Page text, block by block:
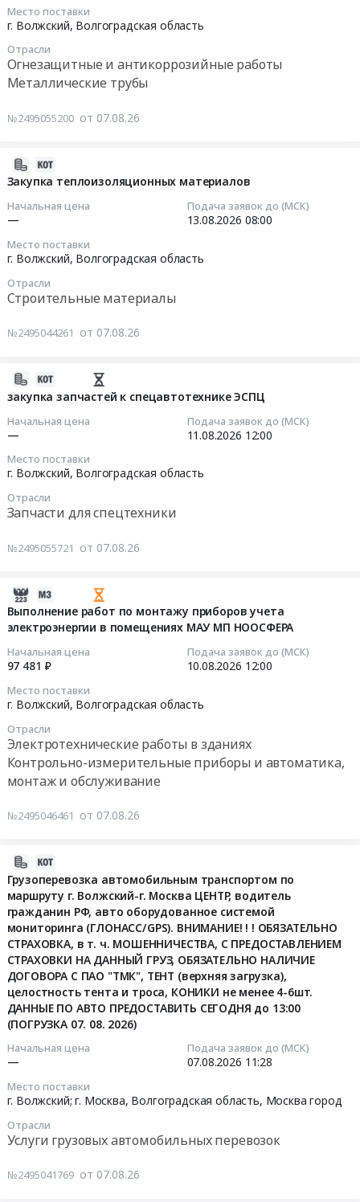
1,2-
1,2-
1,2-
Место поставки
г. Волжский, Волгоградская область
Отрасли
Огнезащитные и антикоррозийные работы
Металлические трубы
№2495055200 от 07.08.26
Закупка теплоизоляционных материалов
Начальная цена
—
Подача заявок до (МСК)
13.08.2026 08:00
Место поставки
г. Волжский, Волгоградская область
Отрасли
Строительные материалы
№2495044261 от 07.08.26
закупка запчастей к спецавтотехнике ЭСПЦ
Начальная цена
—
Подача заявок до (МСК)
11.08.2026 12:00
Место поставки
г. Волжский, Волгоградская область
Отрасли
Запчасти для спецтехники
№2495055721 от 07.08.26
Выполнение работ по монтажу приборов учета
электроэнергии в помещениях МАУ МП НООСФЕРА
Начальная цена
97 481 ₽
Подача заявок до (МСК)
10.08.2026 12:00
Место поставки
г. Волжский, Волгоградская область
Отрасли
Электротехнические работы в зданиях
Контрольно-измерительные приборы и автоматика,
монтаж и обслуживание
№2495046461 от 07.08.26
Грузоперевозка автомобильным транспортом по
маршруту г. Волжский-г. Москва ЦЕНТР, водитель
гражданин РФ, авто оборудованное системой
мониторинга (ГЛОНАСС/GPS). ВНИМАНИЕ! ! ! ОБЯЗАТЕЛЬНО
СТРАХОВКА, в т. ч. МОШЕННИЧЕСТВА, С ПРЕДОСТАВЛЕНИЕМ
СТРАХОВКИ НА ДАННЫЙ ГРУЗ, ОБЯЗАТЕЛЬНО НАЛИЧИЕ
ДОГОВОРА С ПАО "ТМК", ТЕНТ (верхняя загрузка),
целостность тента и троса, КОНИКИ не менее 4-6шт.
ДАННЫЕ ПО АВТО ПРЕДОСТАВИТЬ СЕГОДНЯ до 13:00
(ПОГРУЗКА 07. 08. 2026)
Начальная цена
—
Подача заявок до (МСК)
07.08.2026 11:28
Место поставки
г. Волжский; г. Москва, Волгоградская область, Москва город
Отрасли
Услуги грузовых автомобильных перевозок
№2495041769 от 07.08.26